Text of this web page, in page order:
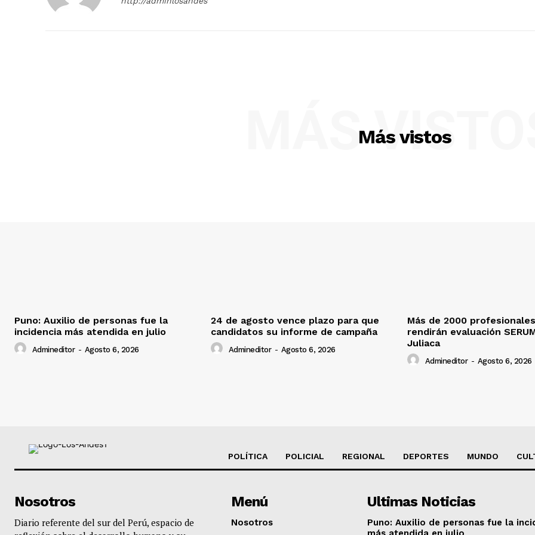
Más vistos
MÁS
Puno: Auxilio de personas fue la
incidencia más atendida en julio
Admineditor - Agosto 6, 2026
24 de agosto vence plazo para que
candidatos su informe de campaña
Admineditor - Agosto 6, 2026
Más de 2000
rendirán evaluación
Juliaca
Admineditor - Agosto 6, 2026
POLÍTICA POLICIAL REGIONAL DEPORTES MUNDO
Nosotros
Diario referente del sur del Perú, espacio de
Menú
Nosotros
Ultimas Noticias
Puno: Auxilio de personas fue la